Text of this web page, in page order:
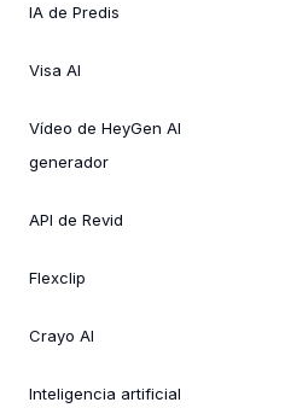
IA de Predis
Visa AI
Vídeo de HeyGen AI
generador
API de Revid
Flexclip
Crayo AI
Inteligencia artificial